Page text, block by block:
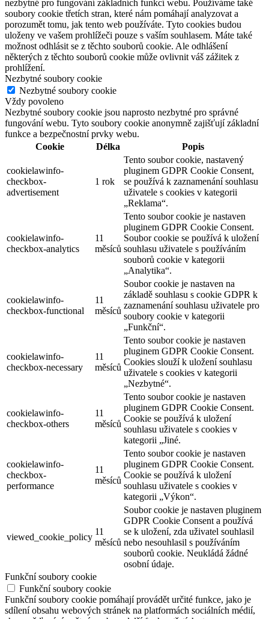
nezbytné pro fungování základních funkcí webu. Používáme také
soubory cookie třetích stran, které nám pomáhají analyzovat a
porozumět tomu, jak tento web používáte. Tyto cookies budou
uloženy ve vašem prohlížeči pouze s vaším souhlasem. Máte také
možnost odhlásit se z těchto souborů cookie. Ale odhlášení
některých z těchto souborů cookie může ovlivnit váš zážitek z
prohlížení.
Nezbytné soubory cookie
Nezbytné soubory cookie
Vždy povoleno
Nezbytné soubory cookie jsou naprosto nezbytné pro správné
fungování webu. Tyto soubory cookie anonymně zajišťují základní
funkce a bezpečnostní prvky webu.
Cookie
Délka Popis
cookielawinfo-
checkbox-
advertisement
1 rok
Tento soubor cookie, nastavený
pluginem GDPR Cookie Consent,
se používá k zaznamenání souhlasu
uživatele s cookies v kategorii
„Reklama“.
cookielawinfo-
checkbox-analytics
11
měsíců
Tento soubor cookie je nastaven
pluginem GDPR Cookie Consent.
Soubor cookie se používá k uložení
souhlasu uživatele s používáním
souborů cookie v kategorii
„Analytika“.
cookielawinfo-
checkbox-functional
11
měsíců
Soubor cookie je nastaven na
základě souhlasu s cookie GDPR k
zaznamenání souhlasu uživatele pro
soubory cookie v kategorii
„Funkční“.
cookielawinfo-
checkbox-necessary
11
měsíců
Tento soubor cookie je nastaven
pluginem GDPR Cookie Consent.
Cookies slouží k uložení souhlasu
uživatele s cookies v kategorii
„Nezbytné“.
cookielawinfo-
checkbox-others
11
měsíců
Tento soubor cookie je nastaven
pluginem GDPR Cookie Consent.
Cookie se používá k uložení
souhlasu uživatele s cookies v
kategorii „Jiné.
cookielawinfo-
checkbox-
performance
11
měsíců
Tento soubor cookie je nastaven
pluginem GDPR Cookie Consent.
Cookie se používá k uložení
souhlasu uživatele s cookies v
kategorii „Výkon“.
viewed_cookie_policy
11
měsíců
Soubor cookie je nastaven pluginem
GDPR Cookie Consent a používá
se k uložení, zda uživatel souhlasil
nebo nesouhlasil s používáním
souborů cookie. Neukládá žádné
osobní údaje.
Funkční soubory cookie
Funkční soubory cookie
Funkční soubory cookie pomáhají provádět určité funkce, jako je
sdílení obsahu webových stránek na platformách sociálních médií,